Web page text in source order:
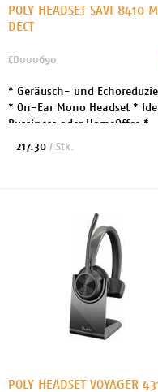
POLY HEADSET SAVI 8410
DECT
CD000690
* Geräusch- und
* On-Ear Mono Headset *
Bussiness oder HomeOffce *
Microsoft Teams-zertifiziert *
217.30 / Stk.
POLY HEADSET VOYAGER